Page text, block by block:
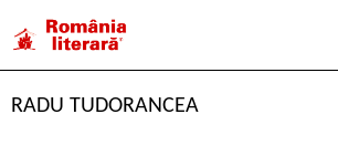
RADU TUDORANCEA